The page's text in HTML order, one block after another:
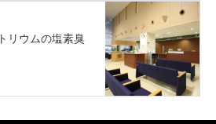
リウムの塩素臭